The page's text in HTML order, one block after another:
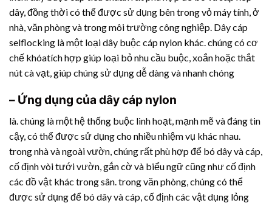
dây, đồng thời có thể được sử dụng bên trong vỏ máy tính, ở
nhà, văn phòng và trong môi trường công nghiệp. Dây cáp
selflocking là một loại dây buộc cáp nylon khác. chúng có cơ
chế khóatích hợp giúp loại bỏ nhu cầu buộc, xoắn hoặc thắt
nút cà vạt, giúp chúng sử dụng dễ dàng và nhanh chóng
– Ứng dụng của dây cáp nylon
là. chúng là một hệ thống buộc linh hoạt, mạnh mẽ và đáng tin
cậy, có thể được sử dụng cho nhiều nhiệm vụ khác nhau.
trong nhà và ngoài vườn, chúng rất phù hợp để bó dây và cáp,
cố định vòi tưới vườn, gắn cờ và biểu ngữ cũng như cố định
các đồ vật khác trong sân. trong văn phòng, chúng có thể
được sử dụng để bó dây và cáp, cố định các vật dụng lỏng